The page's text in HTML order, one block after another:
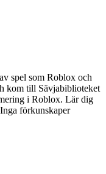
spel som Roblox och
kom till Sävjabiblioteket
i Roblox. Lär dig
förkunskaper